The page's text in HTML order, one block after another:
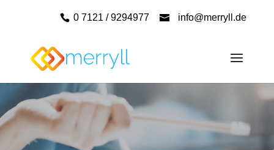
0 7121 / 9294977 info@merryll.de